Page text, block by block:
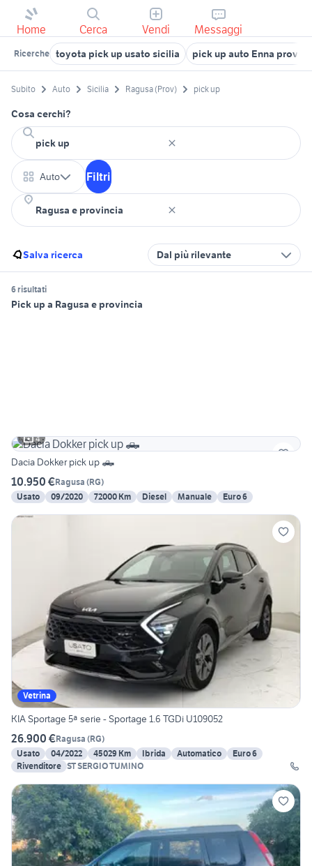
Home Cerca Vendi Messaggi
Ricerche toyota pick up usato sicilia pick up auto Enna
Subito Auto Sicilia Ragusa (Prov) pick up
Cosa cerchi?
Auto Filtri
Salva ricerca Dal più rilevante
6 risultati
Pick up a Ragusa e provincia
4
Dacia Dokker pick up 🛻
10.950 €Ragusa (RG)
Usato
09/2020 72000 Km Diesel Manuale Euro 6
Vetrina
KIA Sportage 5ª serie - Sportage 1.6 TGDi U109052
26.900 €Ragusa (RG)
Usato
04/2022 45029 Km Ibrida Automatico
Euro 6
Rivenditore ST SERGIO TUMINO